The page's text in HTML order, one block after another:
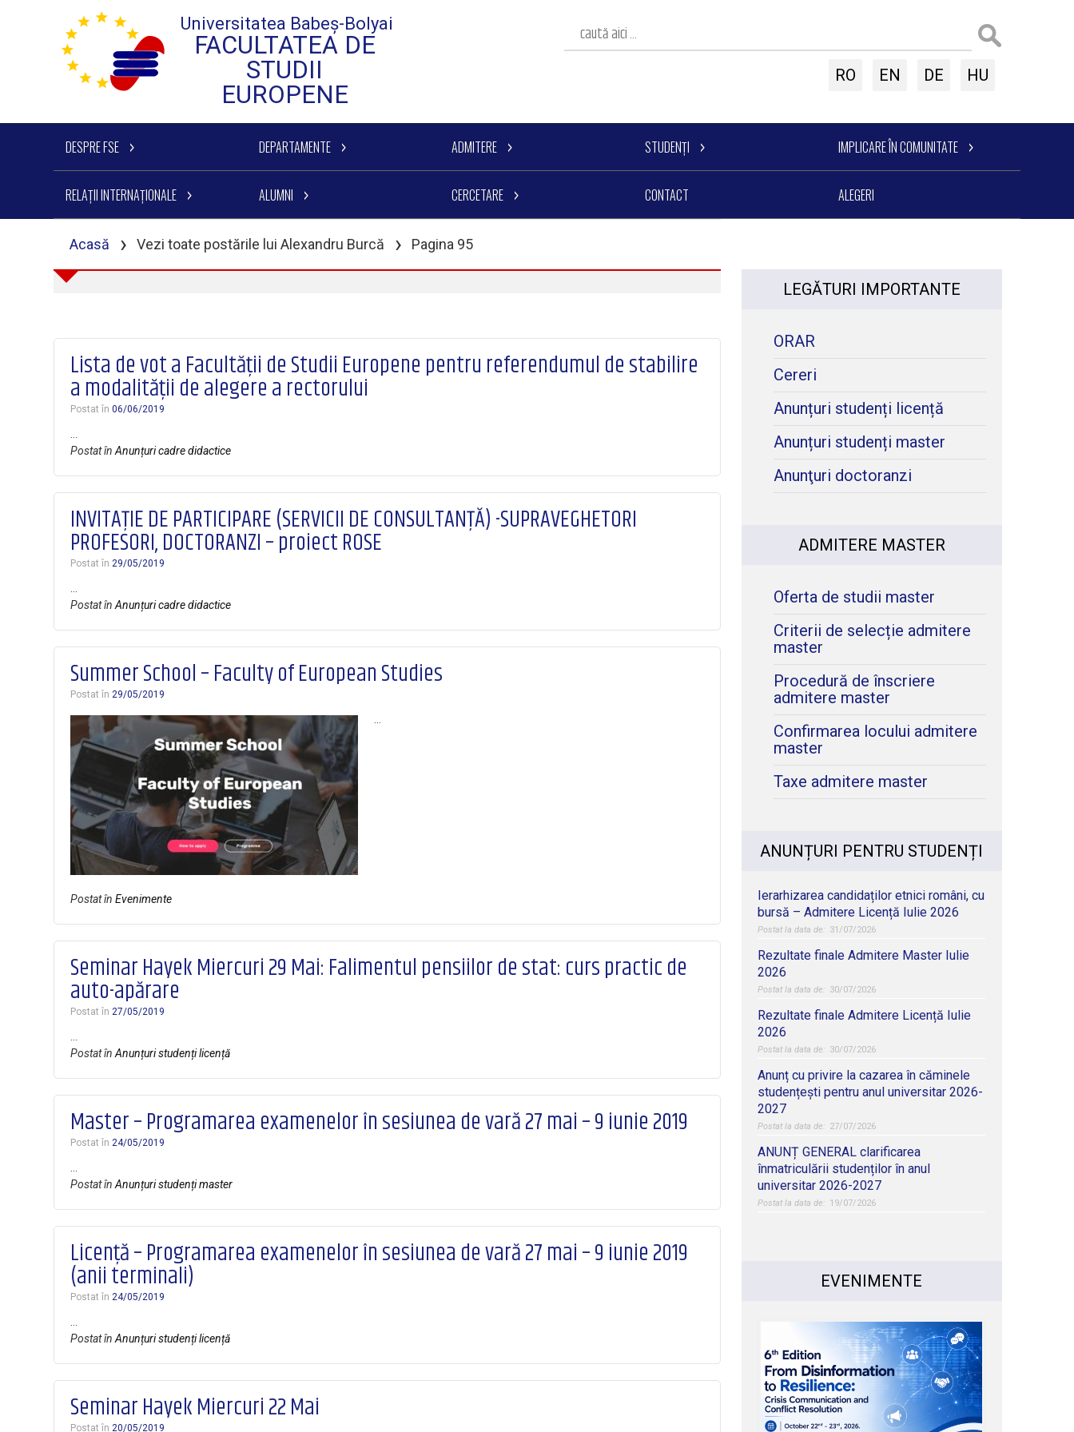
Universitatea Babeș-Bolyai
FACULTATEA DE
STUDII
EUROPENE
RO EN DE HU
DESPRE FSE DEPARTAMENTE ADMITERE STUDENȚI IMPLICARE ÎN COMUNITATE
RELAȚII INTERNAȚIONALE ALUMNI CERCETARE CONTACT ALEGERI
Acasă › Vezi toate postările lui Alexandru Burcă › Pagina 95
Lista de vot a Facultăţii de Studii Europene pentru referendumul de stabilire
a modalităţii de alegere a rectorului
Postat în06/06/2019
Postat înAnunțuri cadre didactice
INVITAȚIE DE PARTICIPARE (SERVICII DE CONSULTANȚĂ) -SUPRAVEGHETORI
PROFESORI, DOCTORANZI – proiect ROSE
Postat în29/05/2019
Postat înAnunțuri cadre didactice
Summer School – Faculty of European Studies
Postat în29/05/2019
Postat înEvenimente
Seminar Hayek Miercuri 29 Mai: Falimentul pensiilor de stat: curs practic de
auto-apărare
Postat în27/05/2019
Postat înAnunțuri studenți licență
Master – Programarea examenelor în sesiunea de vară 27 mai – 9 iunie 2019
Postat în24/05/2019
Postat înAnunțuri studenți master
Licență – Programarea examenelor în sesiunea de vară 27 mai – 9 iunie 2019
(anii terminali)
Postat în24/05/2019
Postat înAnunțuri studenți licență
Seminar Hayek Miercuri 22 Mai
Postat în20/05/2019
LEGĂTURI IMPORTANTE
ORAR
Cereri
Anunțuri studenți licență
Anunțuri studenți master
Anunţuri doctoranzi
ADMITERE MASTER
Oferta de studii master
Criterii de selecție admitere
master
Procedură de înscriere
admitere master
Confirmarea locului admitere
master
Taxe admitere master
ANUNȚURI PENTRU STUDENȚI
Ierarhizarea candidaților etnici români, cu
bursă – Admitere Licență Iulie 2026
31/07/2026
Rezultate finale Admitere Master Iulie
2026
30/07/2026
Rezultate finale Admitere Licență Iulie
2026
30/07/2026
Anunț cu privire la cazarea în căminele
studențești pentru anul universitar 2026-
2027
27/07/2026
ANUNȚ GENERAL clarificarea
înmatriculării studenților în anul
universitar 2026-2027
19/07/2026
EVENIMENTE